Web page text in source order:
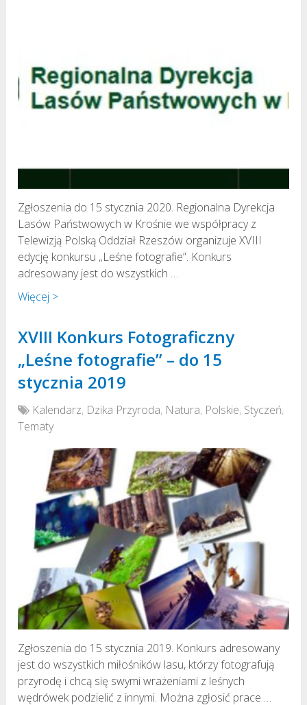
Zgłoszenia do 15 stycznia 2020. Regionalna Dyrekcja
Lasów Państwowych w Krośnie we współpracy z
Telewizją Polską Oddział Rzeszów organizuje XVIII
edycję konkursu „Leśne fotografie”. Konkurs
adresowany jest do wszystkich …
Więcej >
XVIII Konkurs Fotograficzny
„Leśne fotografie” – do 15
stycznia 2019
Kalendarz, Dzika Przyroda, Natura, Polskie, Styczeń,
Tematy
Zgłoszenia do 15 stycznia 2019. Konkurs adresowany
jest do wszystkich miłośników lasu, którzy fotografują
przyrodę i chcą się swymi wrażeniami z leśnych
wędrówek podzielić z innymi. Można zgłosić prace …